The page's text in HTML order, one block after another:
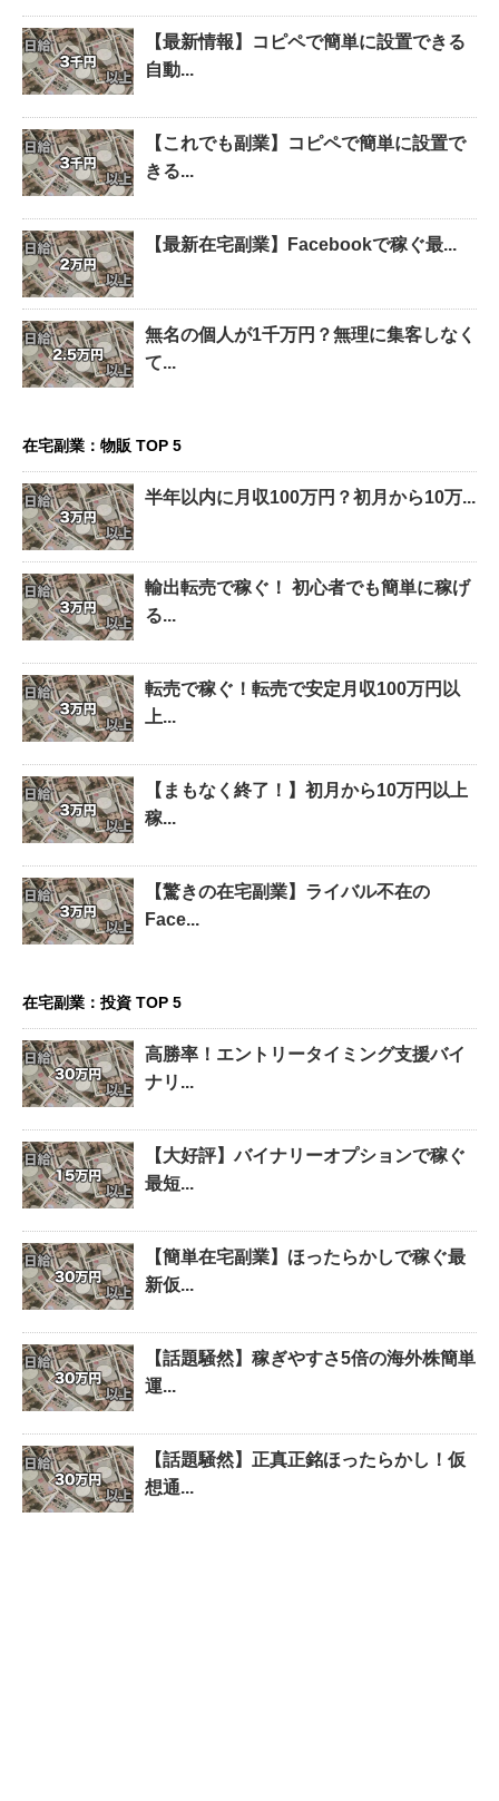
【最新情報】コピペで簡単に設置できる
自動...
【これでも副業】コピペで簡単に設置で
きる...
【最新在宅副業】Facebookで稼ぐ最...
無名の個人が1千万円？無理に集客しなく
て...
在宅副業：物販 TOP 5
半年以内に月収100万円？初月から10万...
輸出転売で稼ぐ！ 初心者でも簡単に稼げ
る...
転売で稼ぐ！転売で安定月収100万円以
上...
【まもなく終了！】初月から10万円以上
稼...
【驚きの在宅副業】ライバル不在の
Face...
在宅副業：投資 TOP 5
高勝率！エントリータイミング支援バイ
ナリ...
【大好評】バイナリーオプションで稼ぐ
最短...
【簡単在宅副業】ほったらかしで稼ぐ最
新仮...
【話題騒然】稼ぎやすさ5倍の海外株簡単
運...
【話題騒然】正真正銘ほったらかし！仮
想通...